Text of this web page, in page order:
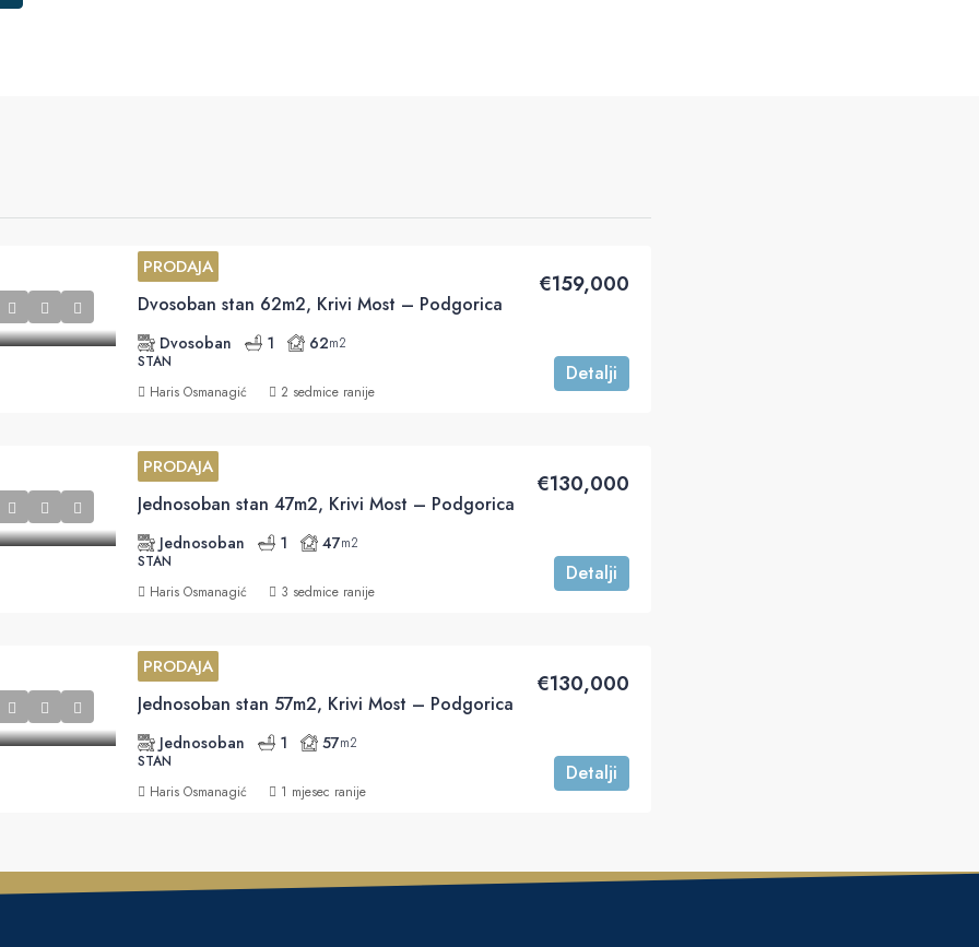
PRODAJA
Dvosoban stan 62m2, Krivi Most – Podgorica
€‎159,000
Dvosoban 1 62m2
STAN
Detalji
Haris Osmanagić 2 sedmice ranije
PRODAJA
Jednosoban stan 47m2, Krivi Most – Podgorica
€‎130,000
Jednosoban 1 47m2
STAN
Detalji
Haris Osmanagić 3 sedmice ranije
PRODAJA
Jednosoban stan 57m2, Krivi Most – Podgorica
€‎130,000
Jednosoban 1 57m2
STAN
Detalji
Haris Osmanagić 1 mjesec ranije